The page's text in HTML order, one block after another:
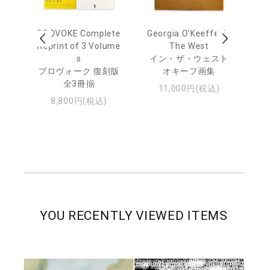
PROVOKE Complete
Reprint of 3 Volume
s
プロヴォーク 復刻版
全3冊揃
8,800円(税込)
Georgia O'Keeffe: In
The West
イン・ザ・ウェスト
オキーフ画集
11,000円(税込)
YOU RECENTLY VIEWED ITEMS